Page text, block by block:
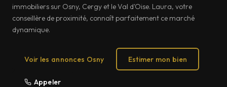
immobiliers sur Osny, Cergy et le Val d'Oise. Laura, votre
conseillère de proximité, connaît parfaitement ce marché
dynamique.
Voir les annonces Osny Estimer mon bien
Appeler